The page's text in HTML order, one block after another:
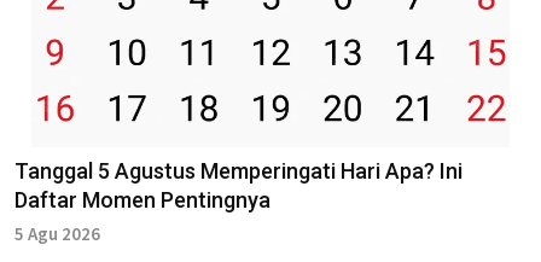
Tanggal 5 Agustus Memperingati Hari Apa? Ini
Daftar Momen Pentingnya
5 Agu 2026